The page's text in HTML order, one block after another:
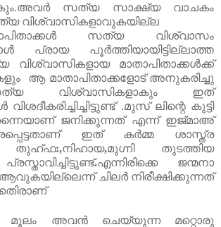
.അവർ സത്യ സാക്ഷ്യ
വാചകം
വിശ്വാസികളാവുകയില്ല
സത്യ
വിശ്വാസം
പ്രായ
പൂർത്തിയായിട്ടില്ലാത്ത
വിശ്വാസികളായ
മാതാപിതാക്കൾക്ക്
ആ മാതാപിതാക്കളോട് അനുകരിച്ചു
വിശ്വാസികളാകും
ഇത്
വിശദീകരിച്ചിച്ചിട്ടുണ്ട്.മുസ് ലിന്റെ കുട്ടി
ജനിക്കുന്നത് എന്ന് ഇജ്മാഅ്
ഇത് കർമ്മ
ശാസ്ത്ര
തുഹ്ഫ:,നിഹായ,മുഗ്നി
തുടത്തിയ
പ്രസ്താവിച്ചിട്ടുണ്ട്.എന്നിരിക്കെ
ജന്മനാ
ആവുകയില്ലെന്ന് ചിലർ നിരീക്ഷിക്കുന്നത്
മൂലം അവൻ ചെയ്യുന്ന
മറ്റൊരു